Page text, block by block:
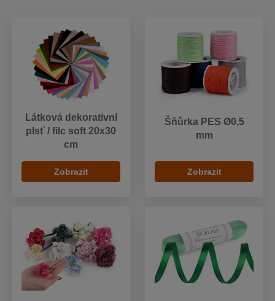
Látková dekorativní
plsť / filc soft 20x30
cm
Zobrazit
Šňůrka PES Ø0,5
mm
Zobrazit